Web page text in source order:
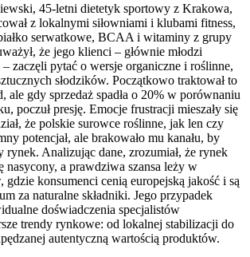
45-letni dietetyk sportowy z Krakowa,
z lokalnymi siłowniami i klubami fitness,
serwatkowe, BCAA i witaminy z grupy
że jego klienci – głównie młodzi
zaczęli pytać o wersje organiczne i roślinne,
słodzików. Początkowo traktował to
ale gdy sprzedaż spadła o 20% w porównaniu
poczuł presję. Emocje frustracji mieszały się
że polskie surowce roślinne, jak len czy
potencjał, ale brakowało mu kanału, by
rynek. Analizując dane, zrozumiał, że rynek
nasycony, a prawdziwa szansa leży w
gdzie konsumenci cenią europejską jakość i są
za naturalne składniki. Jego przypadek
doświadczenia specjalistów
trendy rynkowe: od lokalnej stabilizacji do
autentyczną wartością produktów.